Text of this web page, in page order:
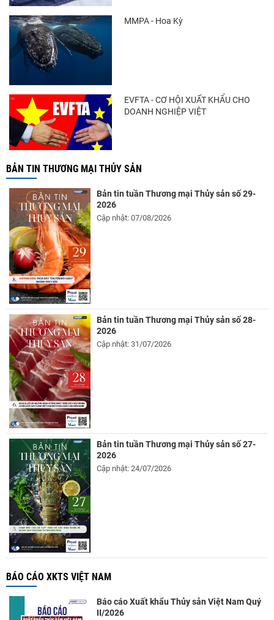
MMPA - Hoa Kỳ
EVFTA - CƠ HỘI XUẤT KHẨU CHO
DOANH NGHIỆP VIỆT
BẢN TIN THƯƠNG MẠI THỦY SẢN
Bản tin tuần Thương mại Thủy sản số 29-
2026
Cập nhật: 07/08/2026
Bản tin tuần Thương mại Thủy sản số 28-
2026
Cập nhật: 31/07/2026
Bản tin tuần Thương mại Thủy sản số 27-
2026
Cập nhật: 24/07/2026
BÁO CÁO XKTS VIỆT NAM
Báo cáo Xuất khẩu Thủy sản Việt Nam Quý
II/2026